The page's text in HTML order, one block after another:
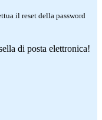
il reset della password
di posta elettronica!